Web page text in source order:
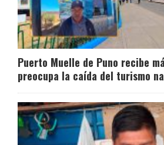
Puerto Muelle de Puno recibe
preocupa la caída del turismo